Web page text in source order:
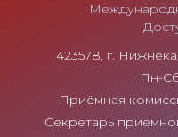
423578, г.
Пн-
Приёмная
Секретарь